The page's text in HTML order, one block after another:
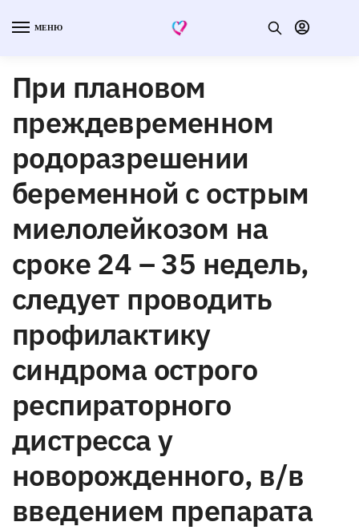
МЕНЮ
При плановом
преждевременном
родоразрешении
беременной с острым
миелолейкозом на
сроке 24 – 35 недель,
следует проводить
профилактику
синдрома острого
респираторного
дистресса у
новорожденного, в/в
введением препарата